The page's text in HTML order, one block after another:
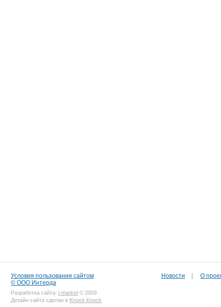
Условия пользования сайтом
© ООО Интерда
Разработка сайта: i-market © 2009
Дизайн сайта сделан в Knock Knock
Новости О